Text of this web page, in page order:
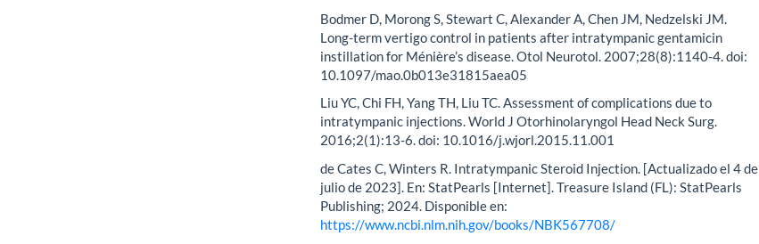
Bodmer D, Morong S, Stewart C, Alexander A, Chen JM, Nedzelski JM.
Long-term vertigo control in patients after intratympanic gentamicin
instillation for Ménière’s disease. Otol Neurotol. 2007;28(8):1140-4. doi:
10.1097/mao.0b013e31815aea05
Liu YC, Chi FH, Yang TH, Liu TC. Assessment of complications due to
intratympanic injections. World J Otorhinolaryngol Head Neck Surg.
2016;2(1):13-6. doi: 10.1016/j.wjorl.2015.11.001
de Cates C, Winters R. Intratympanic Steroid Injection. [Actualizado el 4 de
julio de 2023]. En: StatPearls [Internet]. Treasure Island (FL): StatPearls
Publishing; 2024. Disponible en:
https://www.ncbi.nlm.nih.gov/books/NBK567708/